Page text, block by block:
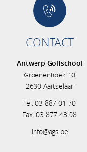
CONTACT
Antwerp Golfschool
Groenenhoek 10
2630 Aartselaar
Tel. 03 887 01 70
Fax. 03 877 43 08
info@ags.be